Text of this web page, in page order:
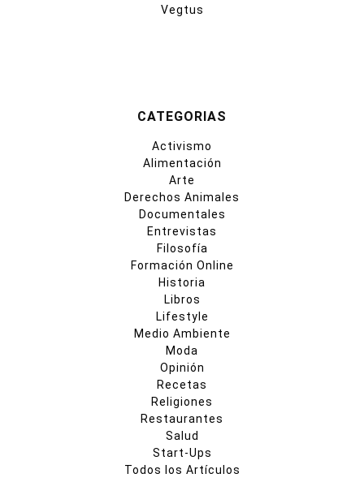
Vegtus
CATEGORIAS
Activismo
Alimentación
Arte
Derechos Animales
Documentales
Entrevistas
Filosofía
Formación Online
Historia
Libros
Lifestyle
Medio Ambiente
Moda
Opinión
Recetas
Religiones
Restaurantes
Salud
Start-Ups
Todos los Artículos